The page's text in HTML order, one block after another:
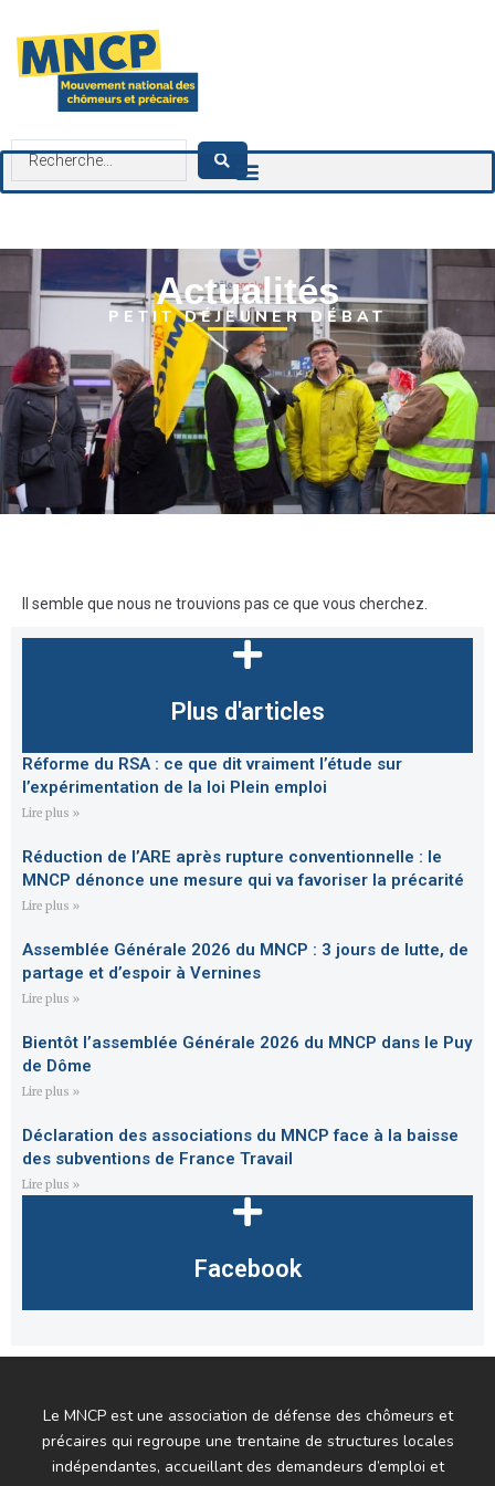
Actualités
PETIT DÉJEUNER DÉBAT
Il semble que nous ne trouvions pas ce que vous cherchez.
Plus d'articles
Réforme du RSA : ce que dit vraiment l’étude sur
l’expérimentation de la loi Plein emploi
Lire plus »
Réduction de l’ARE après rupture conventionnelle : le
MNCP dénonce une mesure qui va favoriser la précarité
Lire plus »
Assemblée Générale 2026 du MNCP : 3 jours de lutte, de
partage et d’espoir à Vernines
Lire plus »
Bientôt l’assemblée Générale 2026 du MNCP dans le Puy
de Dôme
Lire plus »
Déclaration des associations du MNCP face à la baisse
des subventions de France Travail
Lire plus »
Facebook
Le MNCP est une association de défense des chômeurs et
précaires qui regroupe une trentaine de structures locales
indépendantes, accueillant des demandeurs d’emploi et